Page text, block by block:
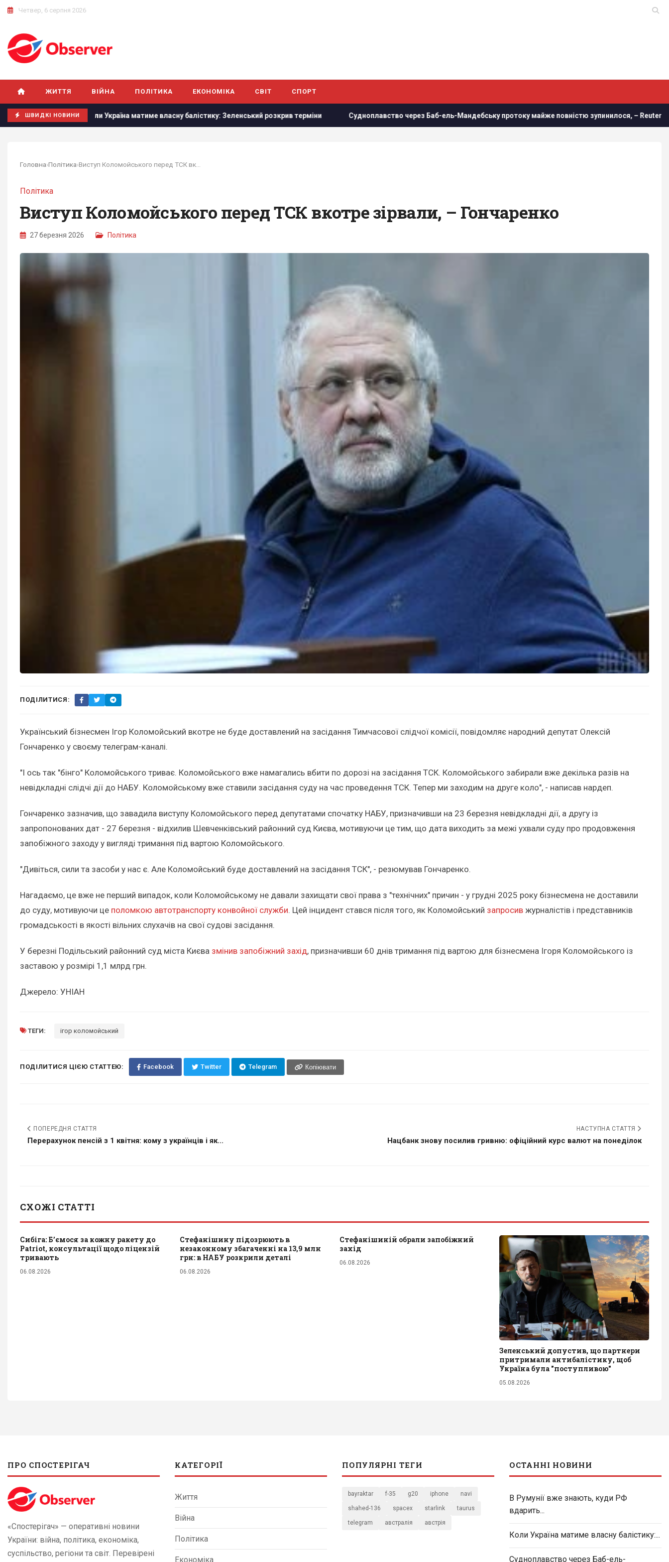
Четвер, 6 серпня 2026
ЖИТТЯ ВІЙНА ПОЛІТИКА ЕКОНОМІКА СВІТ СПОРТ
ШВИДКІ НОВИНИ
Коли Україна матиме власну балістику: Зеленський розкрив терміни Судноплавство через Баб-ель-Мандебську протоку майже повністю зупинилося, – Reuters У Новій
Головна›Політика›
Політика
Виступ Коломойського перед ТСК вкотре зірвали, – Гончаренко
27 березня 2026 Політика
ПОДІЛИТИСЯ:
Український бізнесмен Ігор Коломойський вкотре не буде доставлений на засідання Тимчасової слідчої комісії, повідомляє народний депутат Олексій
Гончаренко у своєму телеграм-каналі.
"І ось так "бінго" Коломойського триває. Коломойського вже намагались вбити по дорозі на засідання ТСК. Коломойського забирали вже декілька разів на
невідкладні слідчі дії до НАБУ. Коломойському вже ставили засідання суду на час проведення ТСК. Тепер ми заходим на друге коло", - написав нардеп.
Гончаренко зазначив, що завадила виступу Коломойського перед депутатами спочатку НАБУ, призначивши на 23 березня невідкладні дії, а другу із
запропонованих дат - 27 березня - відхилив Шевченківський районний суд Києва, мотивуючи це тим, що дата виходить за межі ухвали суду про продовження
запобіжного заходу у вигляді тримання під вартою Коломойського.
"Дивіться, сили та засоби у нас є. Але Коломойський буде доставлений на засідання ТСК", - резюмував Гончаренко.
Нагадаємо, це вже не перший випадок, коли Коломойському не давали захищати свої права з "технічних" причин - у грудні 2025 року бізнесмена не доставили
до суду, мотивуючи це поломкою автотранспорту конвойної служби. Цей інцидент стався після того, як Коломойський запросив журналістів і представників
громадськості в якості вільних слухачів на свої судові засідання.
У березні Подільський районний суд міста Києва змінив запобіжний захід, призначивши 60 днів тримання під вартою для бізнесмена Ігоря Коломойського із
заставою у розмірі 1,1 млрд грн.
Джерело: УНІАН
ТЕГИ: ігор коломойський
ПОДІЛИТИСЯ ЦІЄЮ СТАТТЕЮ: Facebook Twitter Telegram Копіювати
ПОПЕРЕДНЯ СТАТТЯ
Перерахунок пенсій з 1 квітня: кому з українців і як...
НАСТУПНА СТАТТЯ
Нацбанк знову посилив гривню: офіційний курс валют на понеділок
СХОЖІ СТАТТІ
Сибіга: Б’ємося за кожну ракету до
Patriot, консультації щодо ліцензій
тривають
06.08.2026
Стефанішину підозрюють в
незаконному збагаченні на 13,9 млн
грн: в НАБУ розкрили деталі
06.08.2026
Стефанішиній обрали запобіжний
захід
06.08.2026
Зеленський допустив, що партнери
притримали антибалістику, щоб
Україна була "поступливою"
05.08.2026
ПРО СПОСТЕРІГАЧ
«Спостерігач» — оперативні новини
України: війна, політика, економіка,
суспільство, регіони та світ. Перевірені
КАТЕГОРІЇ
Життя
Війна
Політика
Економіка
ПОПУЛЯРНІ ТЕГИ
bayraktar f-35 g20 iphone navi
shahed-136 spacex starlink taurus
telegram австралія австрія
ОСТАННІ НОВИНИ
В Румунії вже знають, куди РФ
вдарить...
Коли Україна матиме власну балістику:...
Судноплавство через Баб-ель-